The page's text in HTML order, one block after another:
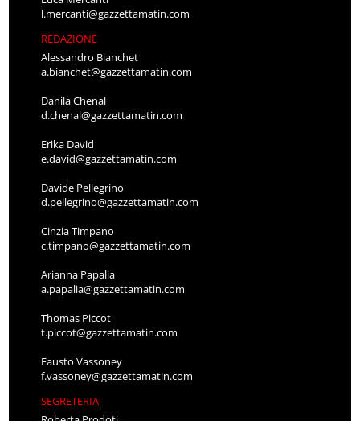
l.mercanti@gazzettamatin.com
REDAZIONE
Alessandro Bianchet
a.bianchet@gazzettamatin.com
Danila Chenal
d.chenal@gazzettamatin.com
Erika David
e.david@gazzettamatin.com
Davide Pellegrino
d.pellegrino@gazzettamatin.com
Cinzia Timpano
c.timpano@gazzettamatin.com
Arianna Papalia
a.papalia@gazzettamatin.com
Thomas Piccot
t.piccot@gazzettamatin.com
Fausto Vassoney
f.vassoney@gazzettamatin.com
SEGRETERIA